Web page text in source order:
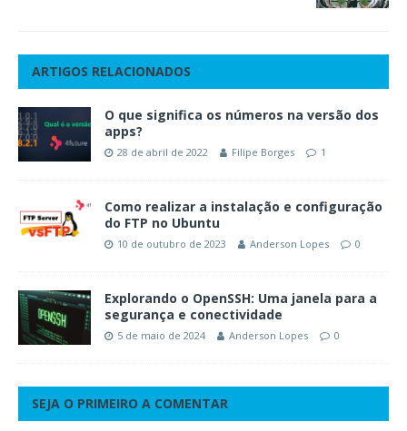
ARTIGOS RELACIONADOS
O que significa os números na versão dos
apps?
28 de abril de 2022 Filipe Borges 1
Como realizar a instalação e configuração
do FTP no Ubuntu
10 de outubro de 2023 Anderson Lopes 0
Explorando o OpenSSH: Uma janela para a
segurança e conectividade
5 de maio de 2024 Anderson Lopes 0
SEJA O PRIMEIRO A COMENTAR